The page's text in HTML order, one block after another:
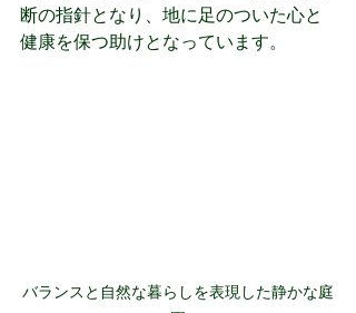
断の指針となり、地に足のついた心と
健康を保つ助けとなっています。
バランスと自然な暮らしを表現した静かな庭